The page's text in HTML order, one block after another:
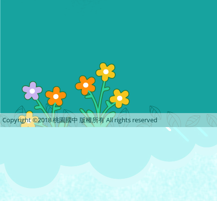
Copyright ©2018 桃園國中 版權所有 All rights reserved